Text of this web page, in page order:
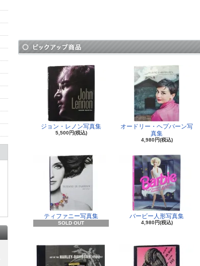
ジョン・レノン写真集
5,500円(税込)
オードリー・ヘプバーン写
真集
4,980円(税込)
ティファニー写真集
SOLD OUT
バービー人形写真集
4,980円(税込)